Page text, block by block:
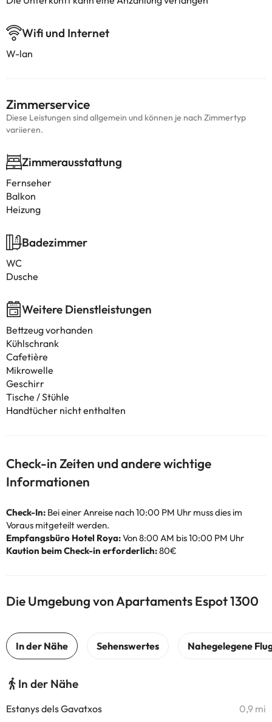
Wifi und Internet
W-lan
Zimmerservice
Diese Leistungen sind allgemein und können je nach Zimmertyp
variieren.
Zimmerausstattung
Fernseher
Balkon
Heizung
Badezimmer
WC
Dusche
Weitere Dienstleistungen
Bettzeug vorhanden
Kühlschrank
Cafetière
Mikrowelle
Geschirr
Tische / Stühle
Handtücher nicht enthalten
Check-in Zeiten und andere wichtige
Informationen
Check-In: Bei einer Anreise nach 10:00 PM Uhr muss dies im
Voraus mitgeteilt werden.
Empfangsbüro Hotel Roya:Von 8:00 AM bis 10:00 PM Uhr
Kaution beim Check-in erforderlich:80€
Die Umgebung von Apartaments Espot 1300
In der Nähe
Estanys dels Gavatxos 0,9 mi